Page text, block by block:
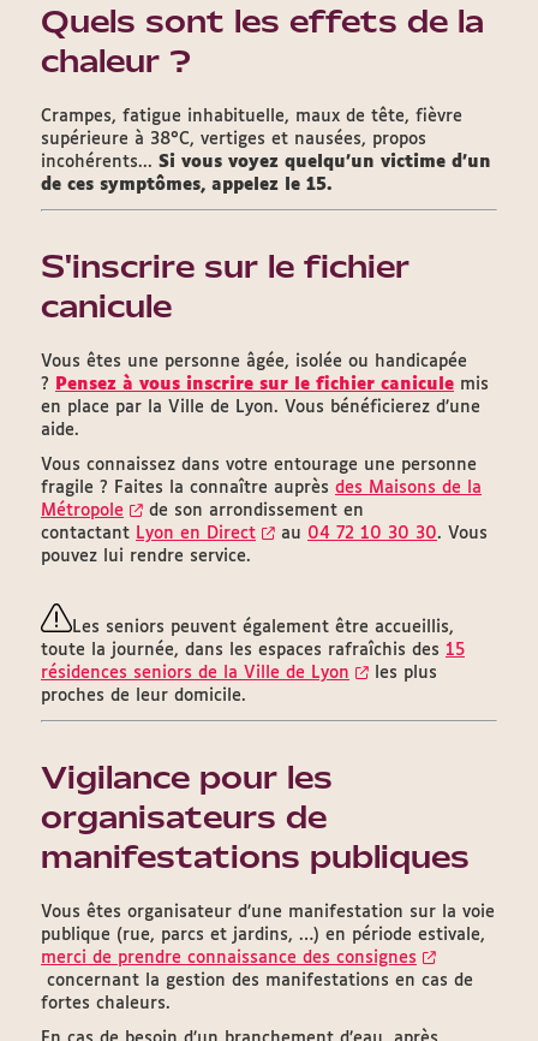
Quels sont les effets de la
chaleur ?
Crampes, fatigue inhabituelle, maux de tête, fièvre
supérieure à 38°C, vertiges et nausées, propos
incohérents... Si vous voyez quelqu'un victime d'un
de ces symptômes, appelez le 15.
S'inscrire sur le fichier
canicule
Vous êtes une personne âgée, isolée ou handicapée
?
Pensez à vous inscrire sur le fichier canicule mis
en place par la Ville de Lyon. Vous bénéficierez d’une
aide.
Vous connaissez dans votre entourage une personne
fragile ? Faites la connaître auprès des Maisons de la
Métropole
de son arrondissement en
contactant Lyon en Direct au 04 72 10 30 30. Vous
pouvez lui rendre service.
Les seniors peuvent également être accueillis,
toute la journée, dans les espaces rafraîchis des 15
résidences seniors de la Ville de Lyon
les plus
proches de leur domicile.
Vigilance pour les
organisateurs de
manifestations publiques
Vous êtes organisateur d’une manifestation sur la voie
publique (rue, parcs et jardins, …) en période estivale,
merci de prendre connaissance des consignes
concernant la gestion des manifestations en cas de
fortes chaleurs.